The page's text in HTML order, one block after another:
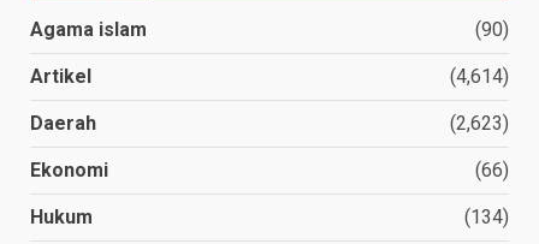
Agama islam (90)
Artikel (4,614)
Daerah (2,623)
Ekonomi (66)
Hukum (134)